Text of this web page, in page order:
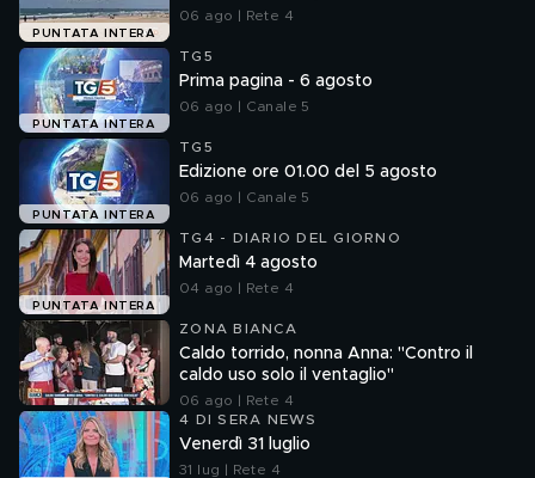
PUNTATA INTERA
06 ago | Rete 4
PUNTATA INTERA
TG5
Prima pagina - 6 agosto
06 ago | Canale 5
PUNTATA INTERA
TG5
Edizione ore 01.00 del 5 agosto
06 ago | Canale 5
PUNTATA INTERA
TG4 - DIARIO DEL GIORNO
Martedì 4 agosto
04 ago | Rete 4
ZONA BIANCA
Caldo torrido, nonna Anna: "Contro il
caldo uso solo il ventaglio"
06 ago | Rete 4
4 DI SERA NEWS
Venerdì 31 luglio
31 lug | Rete 4